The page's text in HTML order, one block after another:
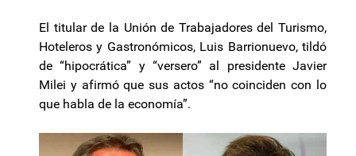
El titular de la Unión de Trabajadores del Turismo,
Hoteleros y Gastronómicos, Luis Barrionuevo, tildó
de “hipocrática” y “versero” al presidente Javier
Milei y afirmó que sus actos “no coinciden con lo
que habla de la economía”.